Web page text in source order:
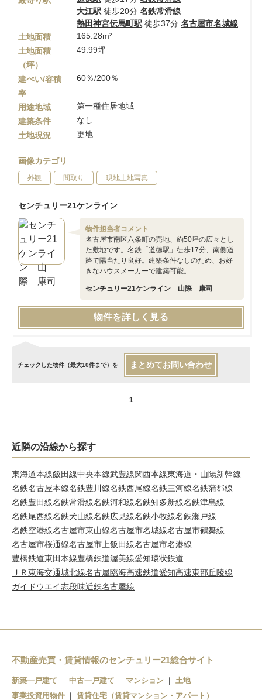
大江駅 徒歩20分 名鉄常滑線
熱田神宮伝馬町駅 徒歩37分 名古屋市名城線
土地面積
165.28m²
土地面積
（坪）
49.99坪
建ぺい/容積
率
60％/200％
用途地域
第一種住居地域
建築条件
なし
土地現況
更地
画像カテゴリ
外観 間取り 現地土地写真
センチュリー21ケンライン
物件担当者コメント
名古屋市南区六条町の売地、約50坪の広々とし
た敷地です。名鉄「道徳駅」徒歩17分、南側道
路で陽当たり良好。建築条件なしのため、お好
きなハウスメーカーで建築可能。
センチュリー21ケンライン 山際 康司
物件を詳しく見る
チェックした物件（最大10件まで）を まとめてお問い合わせ
1
近隣の沿線から探す
東海道本線飯田線中央本線武豊線関西本線東海道・山陽新幹線
名鉄名古屋本線名鉄豊川線名鉄西尾線名鉄三河線名鉄蒲郡線
名鉄豊田線名鉄常滑線名鉄河和線名鉄知多新線名鉄津島線
名鉄尾西線名鉄犬山線名鉄広見線名鉄小牧線名鉄瀬戸線
名鉄空港線名古屋市東山線名古屋市名城線名古屋市鶴舞線
名古屋市桜通線名古屋市上飯田線名古屋市名港線
豊橋鉄道東田本線豊橋鉄道渥美線愛知環状鉄道
ＪＲ東海交通城北線名古屋臨海高速鉄道愛知高速東部丘陵線
ガイドウエイ志段味近鉄名古屋線
不動産売買・賃貸情報のセンチュリー21総合サイト
新築一戸建て 中古一戸建て マンション
土地
事業投資用物件
賃貸住宅（賃貸マンション・アパート）